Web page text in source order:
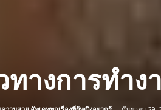
ทางการทำ